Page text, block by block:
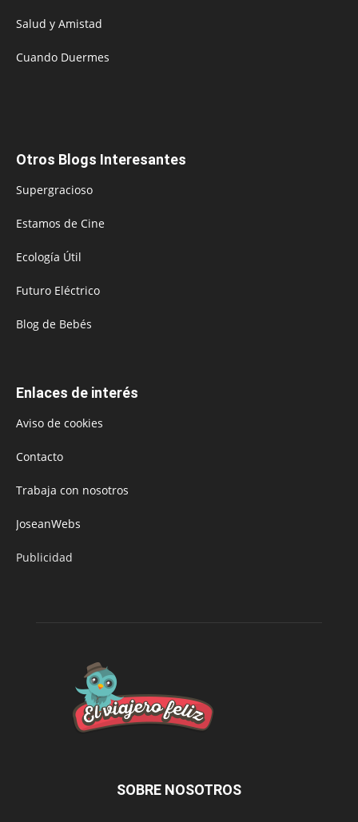
Salud y Amistad
Cuando Duermes
Otros Blogs Interesantes
Supergracioso
Estamos de Cine
Ecología Útil
Futuro Eléctrico
Blog de Bebés
Enlaces de interés
Aviso de cookies
Contacto
Trabaja con nosotros
JoseanWebs
Publicidad
SOBRE NOSOTROS